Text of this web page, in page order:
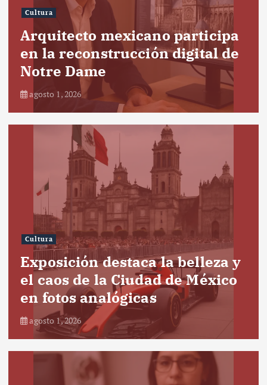
Cultura
Arquitecto mexicano participa
en la reconstrucción digital de
Notre Dame
agosto 1, 2026
Cultura
Exposición destaca la belleza y
el caos de la Ciudad de México
en fotos analógicas
agosto 1, 2026